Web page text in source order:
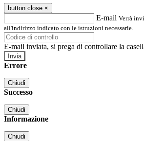
button close ×
E-mail Verrà
all'indirizzo indicato con le istruzioni necessarie.
E-mail inviata, si prega di controllare la
Errore
Chiudi
Successo
Chiudi
Informazione
Chiudi